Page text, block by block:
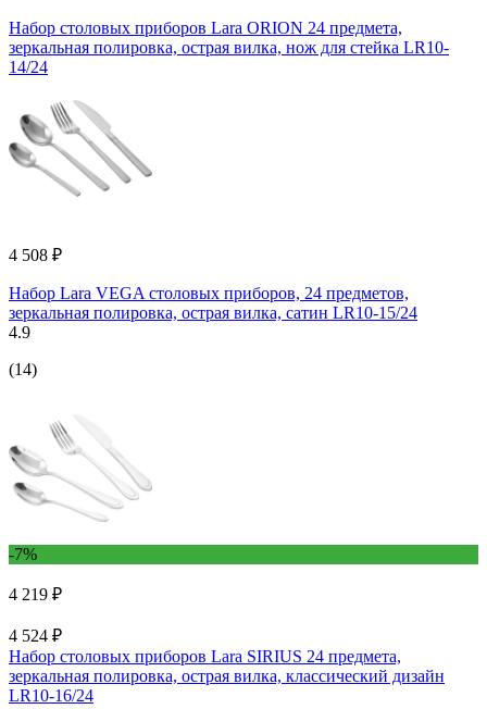
Набор столовых приборов Lara ORION 24 предмета,
зеркальная полировка, острая вилка, нож для стейка LR10-
14/24
4 508 ₽
Набор Lara VEGA столовых приборов, 24 предметов,
зеркальная полировка, острая вилка, сатин LR10-15/24
4.9
(14)
-7%
4 219 ₽
4 524 ₽
Набор столовых приборов Lara SIRIUS 24 предмета,
зеркальная полировка, острая вилка, классический дизайн
LR10-16/24